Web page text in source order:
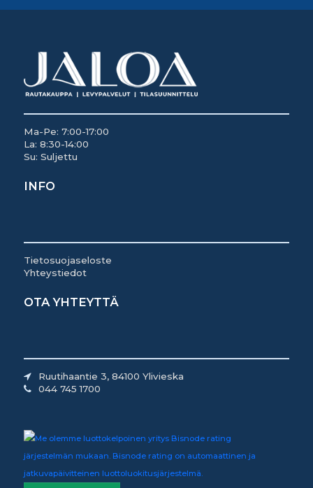
Ma-Pe: 7:00-17:00
La: 8:30-14:00
Su: Suljettu
INFO
Tietosuojaseloste
Yhteystiedot
OTA YHTEYTTÄ
Ruutihaantie 3, 84100 Ylivieska
044 745 1700